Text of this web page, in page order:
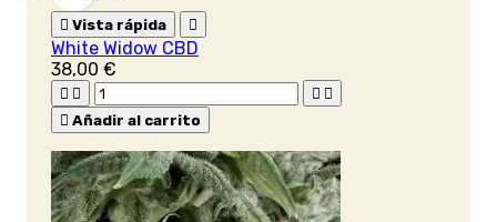
 Vista rápida 
White Widow CBD
38,00 €
   
 Añadir al carrito